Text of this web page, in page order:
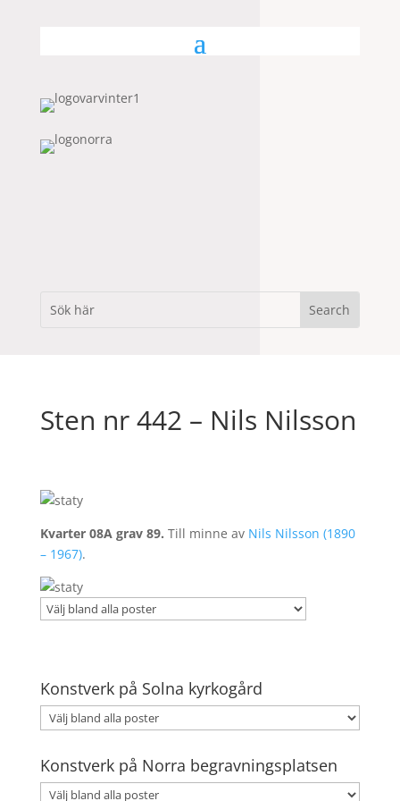
Sten nr 442 – Nils Nilsson
Kvarter 08A grav 89. Till minne av Nils Nilsson (1890
– 1967).
Konstverk på Solna kyrkogård
Konstverk på Norra begravningsplatsen